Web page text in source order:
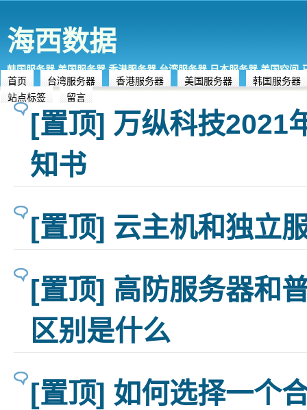
海西数据
韩国服务器,美国服务器,香港服务器,台湾服务器,日本服务器,美国空间
首页
台湾服务器 香港服务器 美国服务器
韩国服务器
站点标签
留言
[置顶] 万纵科技2021
知书
[置顶] 云主机和独立
[置顶] 高防服务器和
区别是什么
[置顶] 如何选择一个